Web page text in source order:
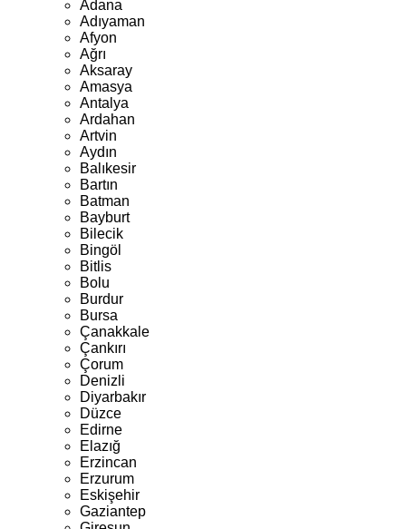
Adana
Adıyaman
Afyon
Ağrı
Aksaray
Amasya
Antalya
Ardahan
Artvin
Aydın
Balıkesir
Bartın
Batman
Bayburt
Bilecik
Bingöl
Bitlis
Bolu
Burdur
Bursa
Çanakkale
Çankırı
Çorum
Denizli
Diyarbakır
Düzce
Edirne
Elazığ
Erzincan
Erzurum
Eskişehir
Gaziantep